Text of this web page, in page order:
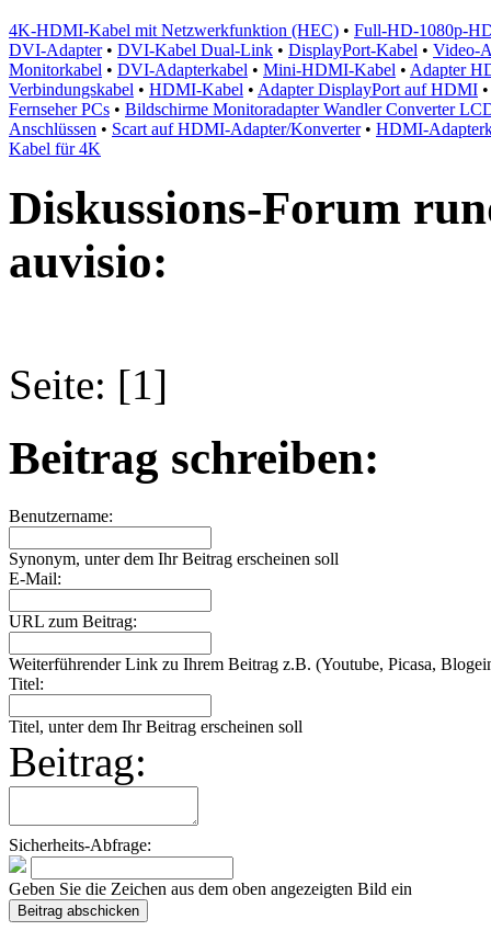
4K-HDMI-Kabel mit Netzwerkfunktion (HEC) • Full-HD-1080p-
DVI-Adapter• DVI-Kabel Dual-Link • DisplayPort-Kabel • Video-
Monitorkabel • DVI-Adapterkabel • Mini-HDMI-Kabel • Adapter
Verbindungskabel • HDMI-Kabel • Adapter DisplayPort auf HDMI
Fernseher PCs • Bildschirme Monitoradapter Wandler Converter
Anschlüssen • Scart auf HDMI-Adapter/Konverter• HDMI-
Kabel für 4K
Diskussions-Forum
auvisio:
Seite: [1]
Beitrag schreiben:
Benutzername:
Synonym, unter dem Ihr Beitrag erscheinen soll
E-Mail:
URL zum Beitrag:
Weiterführender Link zu Ihrem Beitrag z.B. (Youtube, Picasa,
Titel:
Titel, unter dem Ihr Beitrag erscheinen soll
Beitrag:
Sicherheits-Abfrage:
Geben Sie die Zeichen aus dem oben angezeigten Bild ein